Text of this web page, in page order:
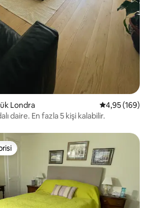
Londra 5 üzerinden
4,95 (169)
Geniş tek yatak odalı daire. En fazla 5 kişi kalabilir.
en beğenilenler arasında